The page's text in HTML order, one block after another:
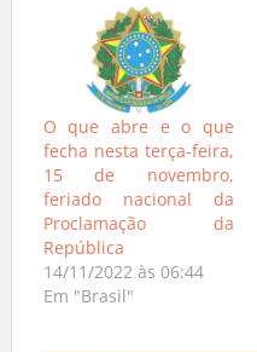
O que abre e o que
fecha nesta terça-feira,
15 de novembro,
feriado nacional da
Proclamação da
República
14/11/2022 às 06:44
Em "Brasil"